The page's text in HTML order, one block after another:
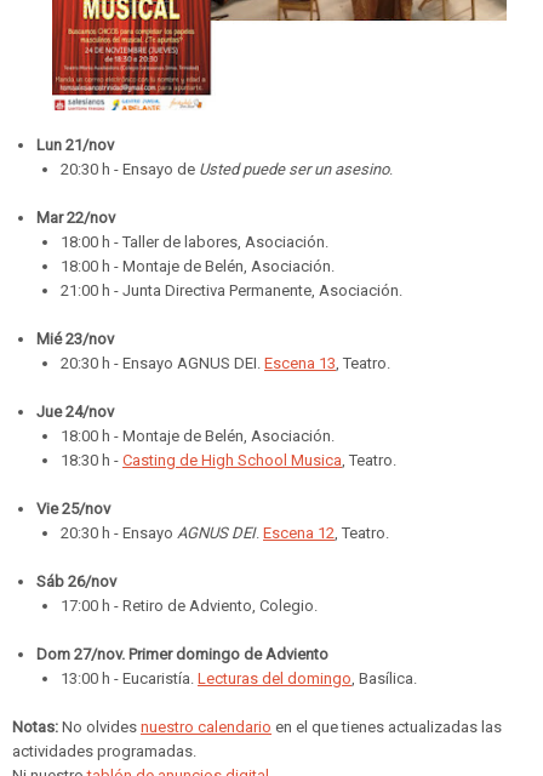
Lun 21/nov
20:30 h - Ensayo de Usted puede ser un asesino.
Mar 22/nov
18:00 h - Taller de labores, Asociación.
18:00 h - Montaje de Belén, Asociación.
21:00 h - Junta Directiva Permanente, Asociación.
Mié 23/nov
20:30 h - Ensayo AGNUS DEI. Escena 13, Teatro.
Jue 24/nov
18:00 h - Montaje de Belén, Asociación.
18:30 h - Casting de High School Musica, Teatro.
Vie 25/nov
20:30 h - Ensayo AGNUS DEI. Escena 12, Teatro.
Sáb 26/nov
17:00 h - Retiro de Adviento, Colegio.
Dom 27/nov. Primer domingo de Adviento
13:00 h - Eucaristía. Lecturas del domingo, Basílica.
Notas: No olvides nuestro calendario en el que tienes actualizadas las
actividades programadas.